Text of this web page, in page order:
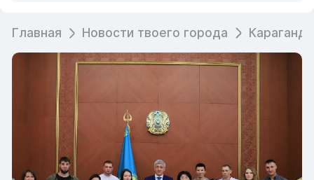
Главная Новости твоего города Караганда